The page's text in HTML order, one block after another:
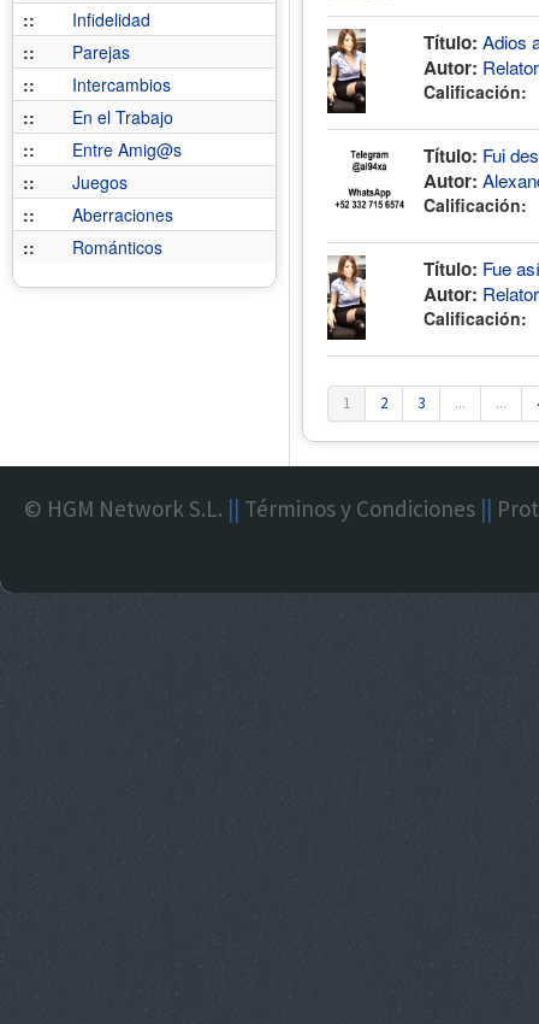
::
Infidelidad
::
Parejas
::
Intercambios
::
En el Trabajo
::
Entre Amig@s
::
Juegos
::
Aberraciones
::
Románticos
Título: Adios
Autor:
Calificación:
Título: Fui
Autor:
Calificación:
Título: Fue
Autor:
Calificación:
1 2 3 ... ...
© HGM Network S.L. || Términos y Condiciones ||